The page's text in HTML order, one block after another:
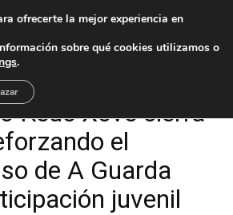
Rede Xove cierra
el
de A Guarda
juvenil
ofrecerte la mejor experiencia en
sobre qué cookies utilizamos o
.